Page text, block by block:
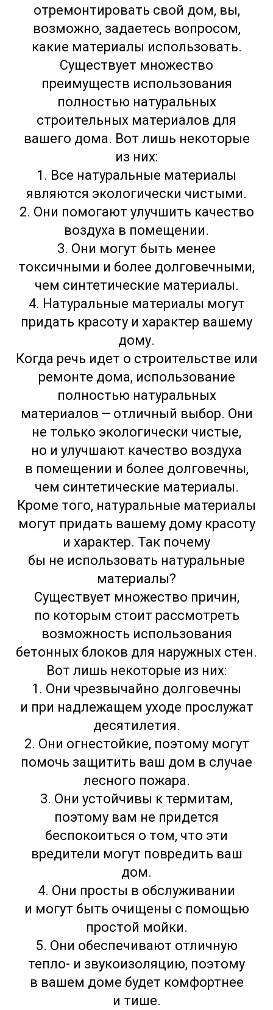
отремонтировать свой дом, вы,
возможно, задаетесь вопросом,
какие материалы использовать.
Существует множество
преимуществ использования
полностью натуральных
строительных материалов для
вашего дома. Вот лишь некоторые
из них:
1. Все натуральные материалы
являются экологически чистыми.
2. Они помогают улучшить качество
воздуха в помещении.
3. Они могут быть менее
токсичными и более долговечными,
чем синтетические материалы.
4. Натуральные материалы могут
придать красоту и характер вашему
дому.
Когда речь идет о строительстве или
ремонте дома, использование
полностью натуральных
материалов — отличный выбор. Они
не только экологически чистые,
но и улучшают качество воздуха
в помещении и более долговечны,
чем синтетические материалы.
Кроме того, натуральные материалы
могут придать вашему дому красоту
и характер. Так почему
бы не использовать натуральные
материалы?
Существует множество причин,
по которым стоит рассмотреть
возможность использования
бетонных блоков для наружных стен.
Вот лишь некоторые из них:
1. Они чрезвычайно долговечны
и при надлежащем уходе прослужат
десятилетия.
2. Они огнестойкие, поэтому могут
помочь защитить ваш дом в случае
лесного пожара.
3. Они устойчивы к термитам,
поэтому вам не придется
беспокоиться о том, что эти
вредители могут повредить ваш
дом.
4. Они просты в обслуживании
и могут быть очищены с помощью
простой мойки.
5. Они обеспечивают отличную
тепло- и звукоизоляцию, поэтому
в вашем доме будет комфортнее
и тише.